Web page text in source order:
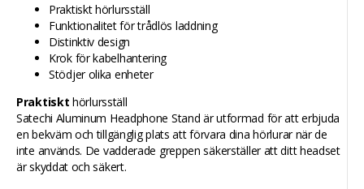
Praktiskt hörlursställ
Funktionalitet för trådlös laddning
Distinktiv design
Krok för kabelhantering
Stödjer olika enheter
Praktiskt hörlursställ
Satechi Aluminum Headphone Stand är utformad för att erbjuda
en bekväm och tillgänglig plats att förvara dina hörlurar när de
inte används. De vadderade greppen säkerställer att ditt headset
är skyddat och säkert.